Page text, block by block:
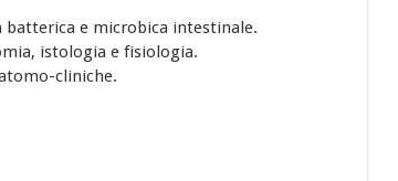
batterica e microbica intestinale.
istologia e fisiologia.
cliniche.